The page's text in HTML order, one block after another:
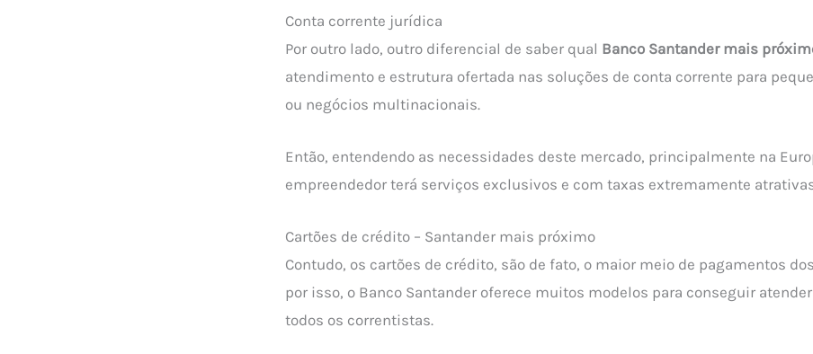
Conta corrente jurídica
Por outro lado, outro diferencial de saber qual Banco Santander mais
atendimento e estrutura ofertada nas soluções de conta corrente para
ou negócios multinacionais.
Então, entendendo as necessidades deste mercado, principalmente na
empreendedor terá serviços exclusivos e com taxas extremamente
Cartões de crédito – Santander mais próximo
Contudo, os cartões de crédito, são de fato, o maior meio de pagamentos
por isso, o Banco Santander oferece muitos modelos para conseguir
todos os correntistas.